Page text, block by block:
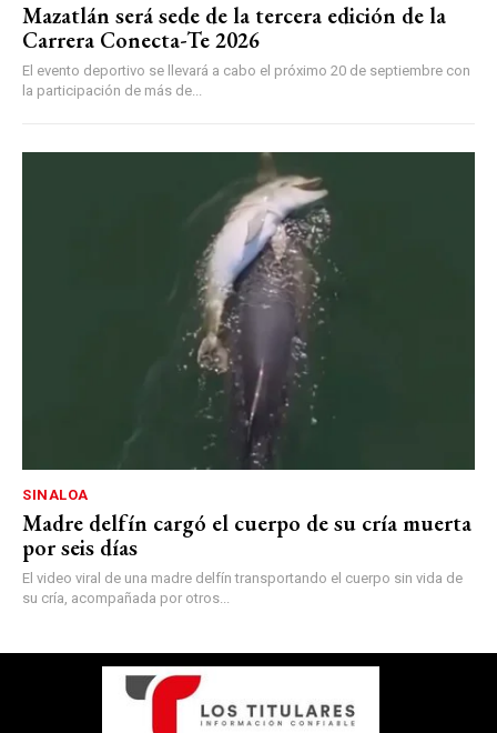
Mazatlán será sede de la tercera edición de la
Carrera Conecta-Te 2026
El evento deportivo se llevará a cabo el próximo 20 de septiembre con
la participación de más de...
SINALOA
Madre delfín cargó el cuerpo de su cría muerta
por seis días
El video viral de una madre delfín transportando el cuerpo sin vida de
su cría, acompañada por otros...